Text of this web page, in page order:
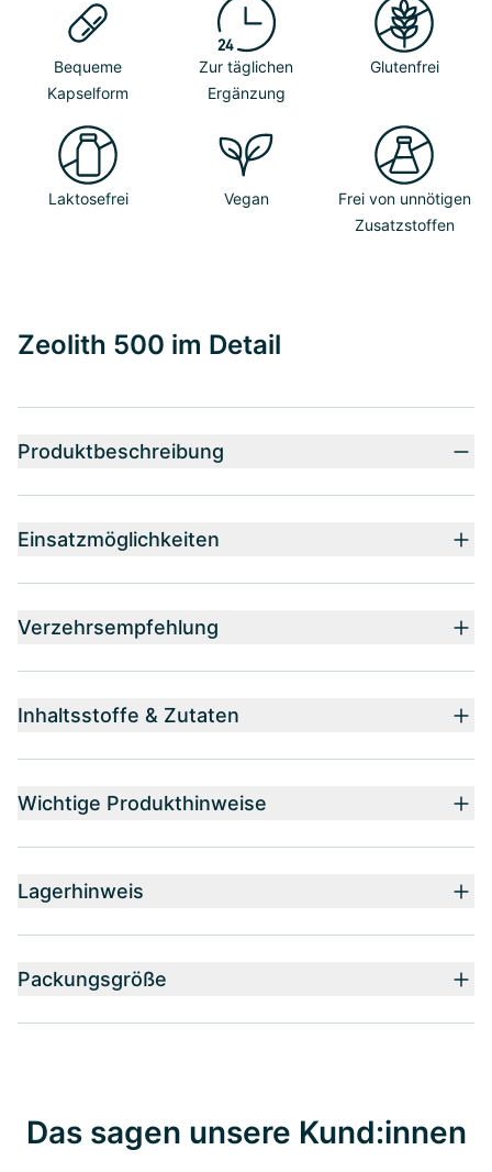
Bequeme
Kapselform
Zur täglichen
Ergänzung
Glutenfrei
Laktosefrei Vegan
Frei von unnötigen
Zusatzstoffen
Zeolith 500 im Detail
Produktbeschreibung
Einsatzmöglichkeiten
Verzehrsempfehlung
Inhaltsstoffe & Zutaten
Wichtige Produkthinweise
Lagerhinweis
Packungsgröße
Das sagen unsere Kund:innen